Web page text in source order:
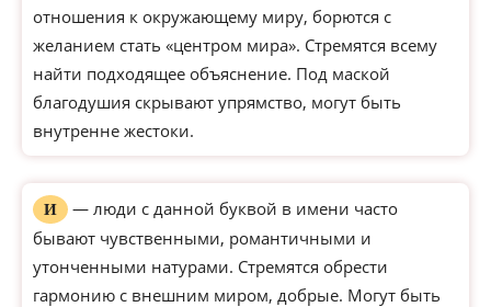
отношения к окружающему миру, борются с
желанием стать «центром мира». Стремятся всему
найти подходящее объяснение. Под маской
благодушия скрывают упрямство, могут быть
внутренне жестоки.
И
— люди с данной буквой в имени часто
бывают чувственными, романтичными и
утонченными натурами. Стремятся обрести
гармонию с внешним миром, добрые. Могут быть